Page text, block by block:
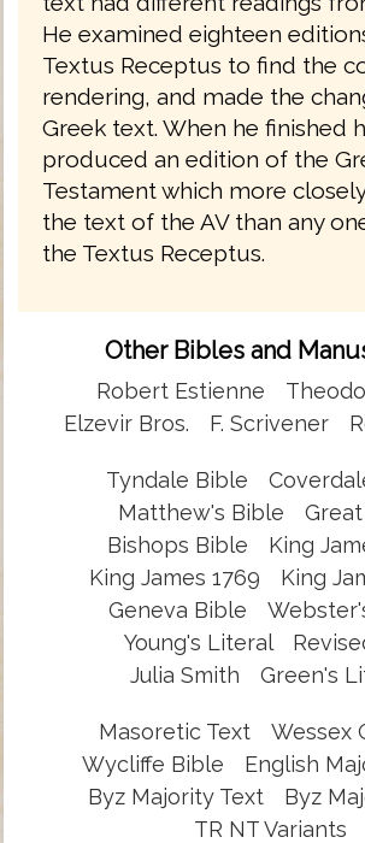
He examined eighteen
Textus Receptus to find the
rendering, and made the
Greek text. When he finished
produced an edition of the
Testament which more
the text of the AV than any
the Textus Receptus.
Other Bibles and
Robert Estienne
Elzevir Bros.
F. Scrivener
Tyndale Bible
Matthew's Bible
Bishops Bible
King
King James 1769
King
Geneva Bible
Young's Literal
Julia Smith
Green's
Masoretic Text
Wessex
Wycliffe Bible
English
Byz Majority Text
Byz
TR NT Variants